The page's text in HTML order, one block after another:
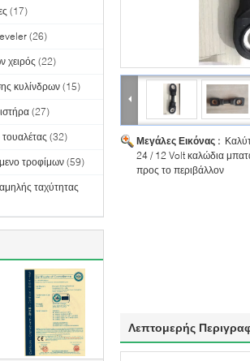
(17)
(26)
χειρός (22)
κυλίνδρων (15)
(27)
(32)
τροφίμων(59)
ταχύτητας
Μεγάλες Εικόνας :
24 / 12 Volt καλώδια
προς το περιβάλλον
Λεπτομερής